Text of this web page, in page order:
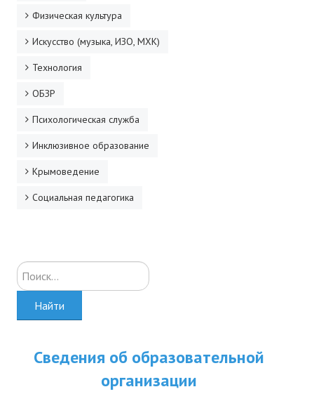
Физическая культура
Искусство (музыка, ИЗО, МХК)
Технология
ОБЗР
Психологическая служба
Инклюзивное образование
Крымоведение
Социальная педагогика
Искать...
Найти
Сведения об образовательной
организации